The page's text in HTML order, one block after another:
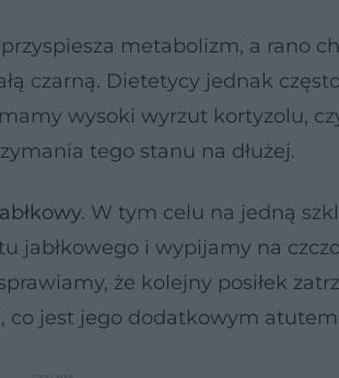
metabolizm, a rano
czarną. Dietetycy jednak
wysoki wyrzut kortyzolu,
tego stanu na dłużej.
. W tym celu na jedną
jabłkowego i wypijamy na
że kolejny posiłek
co jest jego dodatkowym